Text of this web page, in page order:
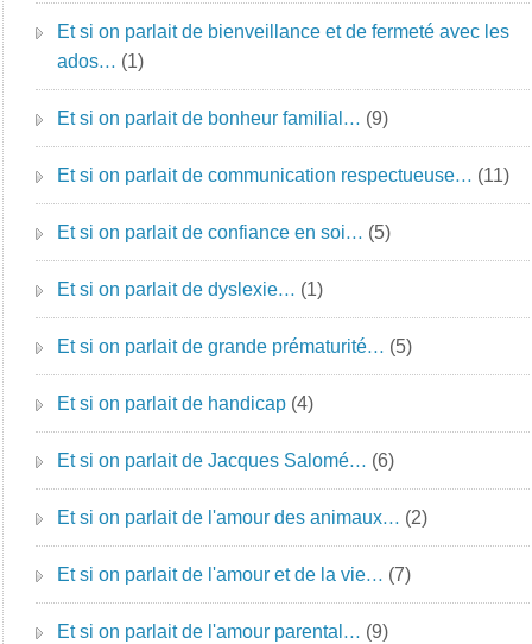
Et si on parlait de bienveillance et de fermeté avec les
ados… (1)
Et si on parlait de bonheur familial… (9)
Et si on parlait de communication respectueuse… (11)
Et si on parlait de confiance en soi… (5)
Et si on parlait de dyslexie… (1)
Et si on parlait de grande prématurité… (5)
Et si on parlait de handicap (4)
Et si on parlait de Jacques Salomé… (6)
Et si on parlait de l'amour des animaux… (2)
Et si on parlait de l'amour et de la vie… (7)
Et si on parlait de l'amour parental… (9)